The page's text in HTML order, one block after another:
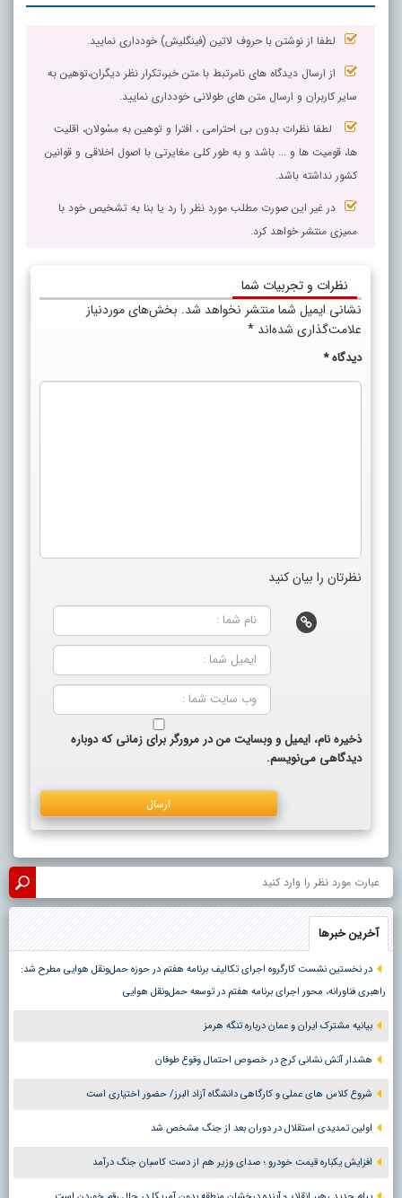
لطفا از نوشتن با حروف لاتین (فینگلیش) خودداری نمایید.
از ارسال دیدگاه های نامرتبط با متن خبر،تکرار نظر دیگران،توهین به
سایر کاربران و ارسال متن های طولانی خودداری نمایید.
لطفا نظرات بدون بی احترامی ، افترا و توهین به مسٔولان، اقلیت
ها، قومیت ها و ... باشد و به طور کلی مغایرتی با اصول اخلاقی و قوانین
کشور نداشته باشد.
در غیر این صورت مطلب مورد نظر را رد یا بنا به تشخیص خود با
ممیزی منتشر خواهد کرد.
نظرات و تجربیات شما
نشانی ایمیل شما منتشر نخواهد شد. بخش‌های موردنیاز
علامت‌گذاری شده‌اند *
دیدگاه*
نظرتان را بیان کنید
ذخیره نام، ایمیل و وبسایت من در مرورگر برای زمانی که دوباره
دیدگاهی می‌نویسم.
آخرین خبرها
در نخستین نشست کارگروه اجرای تکالیف برنامه هفتم در حوزه حمل‌ونقل هوایی مطرح شد:
راهبری فناورانه، محور اجرای برنامه هفتم در توسعه حمل‌ونقل هوایی
بیانیه مشترک ایران و عمان درباره تنگه هرمز
هشدار آتش نشانی کرج در خصوص احتمال وقوع طوفان
شروع کلاس های عملی و کارگاهی دانشگاه آزاد البرز/ حضور اختیاری است
اولین تمدیدی استقلال در دوران بعد از جنگ مشخص شد
افزایش یکباره قیمت خودرو ؛ صدای وزیر هم از دست کاسبان جنگ درآمد